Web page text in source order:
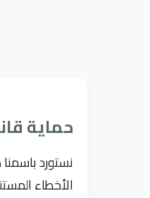
حماية
الأخطاء